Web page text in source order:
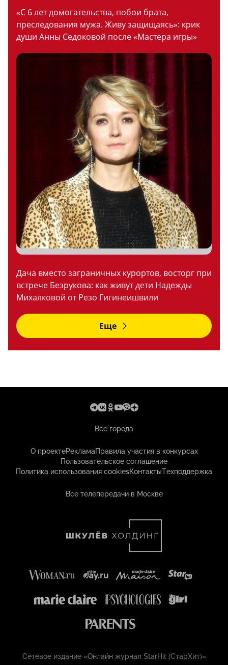
«С 6 лет домогательства, побои брата,
преследования мужа. Живу защищаясь»: крик
души Анны Седоковой после «Мастера игры»
Дача вместо заграничных курортов, восторг при
встрече Безрукова: как живут дети Надежды
Михалковой от Резо Гигинеишвили
Еще
Все города
О проектеРекламаПравила участия в конкурсах
Пользовательское соглашение
Политика использования cookiesКонтактыТехподдержка
Все телепередачи в Москве
Сетевое издание «Онлайн журнал StarHit (СтарХит)»